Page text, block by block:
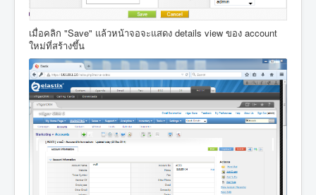
เมื่อคลิก "Save" แล้วหน้าจอจะแสดง details view ของ account
ใหม่ที่สร้างขึ้น